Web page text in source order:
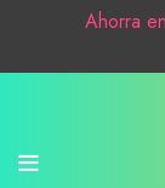
Ahorra